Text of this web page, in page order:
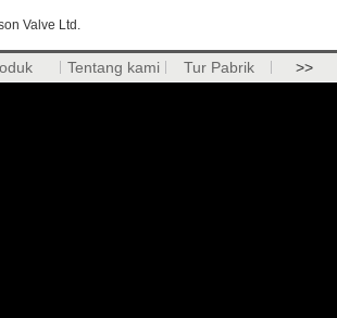
Valve Ltd.
Tentang kami Tur Pabrik >>